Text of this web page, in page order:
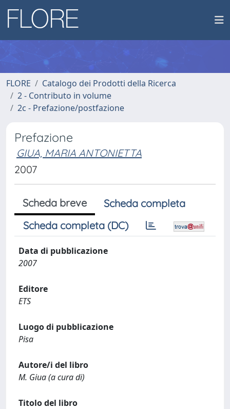
FLORE
Catalogo dei Prodotti della Ricerca
2 - Contributo in volume
2c - Prefazione/postfazione
Prefazione
GIUA, MARIA ANTONIETTA
2007
Scheda breve
Scheda completa
Scheda completa (DC)
Data di pubblicazione
2007
Editore
ETS
Luogo di pubblicazione
Pisa
Autore/i del libro
M. Giua (a cura di)
Titolo del libro